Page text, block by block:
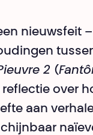
nieuwsfeit
2 (
over
aan